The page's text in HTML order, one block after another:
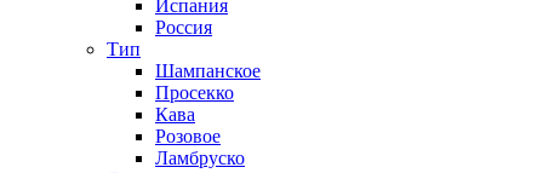
Испания
Россия
Тип
Шампанское
Просекко
Кава
Розовое
Ламбруско